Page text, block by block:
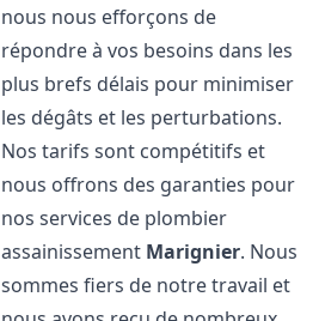
nous nous efforçons de
répondre à vos besoins dans les
plus brefs délais pour minimiser
les dégâts et les perturbations.
Nos tarifs sont compétitifs et
nous offrons des garanties pour
nos services de plombier
assainissement Marignier. Nous
sommes fiers de notre travail et